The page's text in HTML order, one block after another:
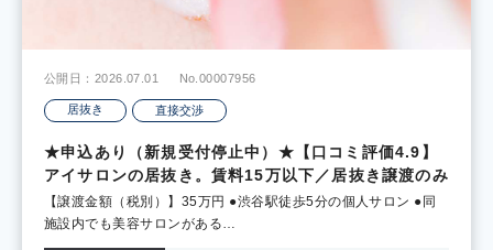
公開日：2026.07.01 No.00007956
居抜き 直接交渉
★申込あり（新規受付停止中）★【口コミ評価4.9】
アイサロンの居抜き。賃料15万以下／居抜き譲渡のみ
【譲渡金額（税別）】35万円 ●渋谷駅徒歩5分の個人サロン ●同
施設内でも美容サロンがある…